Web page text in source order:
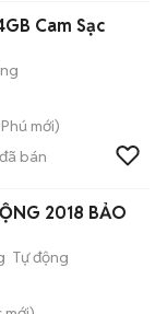
Cam Sạc
mới)
đã bán
2018 BẢO
Tự động